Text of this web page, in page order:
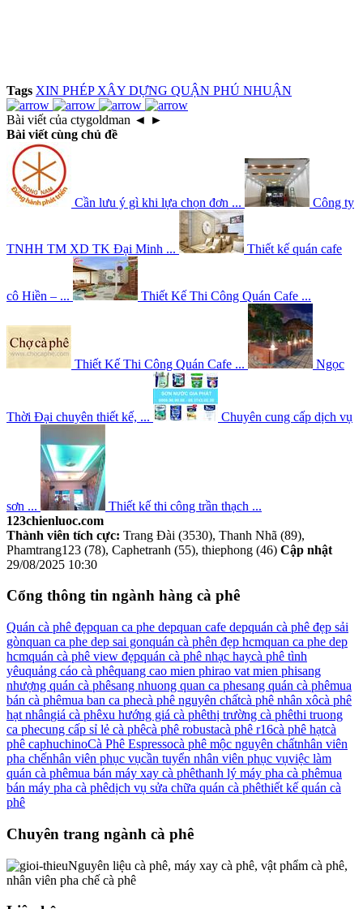
Tags XIN PHÉP XÂY DỰNG QUẬN PHÚ NHUẬN
Bài viết của ctygoldman ◄ ►
Bài viết cùng chủ đề
Cần lưu ý gì khi lựa chọn đơn ... Công ty
TNHH TM XD TK Đại Minh ... Thiết kế quán cafe
cô Hiền – ... Thiết Kế Thi Công Quán Cafe ...
Thiết Kế Thi Công Quán Cafe ... Ngọc
Thời Đại chuyên thiết kế, ... Chuyên cung cấp dịch vụ
sơn ...
Thiết kế thi công trần thạch ...
123chienluoc.com
Thành viên tích cực: Trang Đài (3530), Thanh Nhã (89),
Phamtrang123 (78), Caphetranh (55), thiephong (46) Cập nhật
29/08/2025 10:30
Cổng thông tin ngành hàng cà phê
Quán cà phê đẹpquan ca phe depquan cafe depquán cà phê đẹp sải
gònquan ca phe dep sai gonquán cà phên đẹp hcmquan ca phe dep
hcmquán cà phê view đẹpquán cà phê nhạc haycà phê tình
yêuquảng cáo cà phêquang cao mien phirao vat mien phisang
nhượng quán cà phêsang nhuong quan ca phesang quán cà phêmua
bán cà phêmua ban ca phecà phê nguyên chấtcà phê nhân xôcà phê
hạt nhângiá cà phêxu hướng giá cà phêthị trường cà phêthi truong
ca phecung cấp sỉ lẻ cà phêcà phê robustacà phê r16cà phê hạtcà
phê caphuchinoCà Phê Espressocà phê mộc nguyên chấtnhân viên
pha chếnhân viên phục vụcần tuyển nhân viên phục vụviệc làm
quán cà phêmua bán máy xay cà phêthanh lý máy pha cà phêmua
bán máy pha cà phêdịch vụ sửa chữa quán cà phêthiết kế quán cà
phê
Chuyên trang ngành cà phê
Nguyên liệu cà phê, máy xay cà phê, vật phẩm cà phê,
nhân viên pha chế cà phê